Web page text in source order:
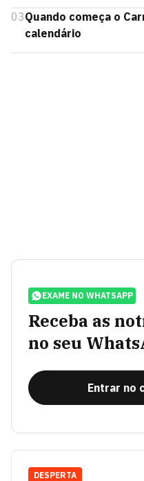
03Quando começa o
calendário
EXAME NO WHATSAPP
Receba as
no seu
Entrar no
DESPERTA